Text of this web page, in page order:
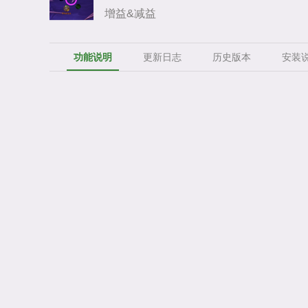
增益&减益
功能说明 更新日志 历史版本 安装